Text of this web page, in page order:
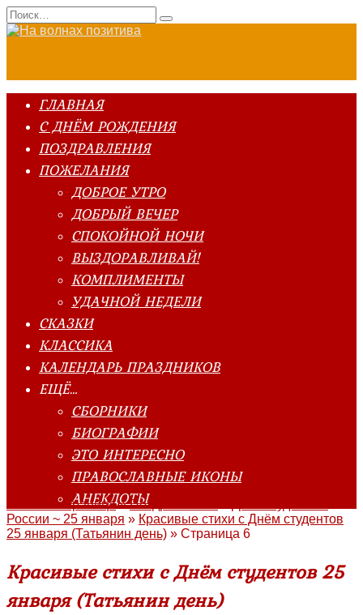
Перейти
к
Search
for:
ГЛАВНАЯ
С ДНЁМ РОЖДЕНИЯ
ПОЗДРАВЛЕНИЯ
ПОЖЕЛАНИЯ
ДОБРОЕ УТРО
ДОБРЫЙ ВЕЧЕР
СПОКОЙНОЙ НОЧИ
ВЫЗДОРАВЛИВАЙ!
КОМПЛИМЕНТЫ
УДАЧНОЙ НЕДЕЛИ
СКАЗКИ
КЛАССИКА
КАЛЕНДАРЬ ПРАЗДНИКОВ
ЕЩЁ…
СБОРНИКИ
БИОГРАФИИ
ЭТО ИНТЕРЕСНО
ПРАВОСЛАВНЫЕ ИКОНЫ
АНЕКДОТЫ
Главная страница»Поздравления
России ~ 25 января » Красивые стихи с Днём студентов
25 января (Татьянин день) » Страница 6
Красивые стихи с Днём студентов 25
января (Татьянин день)